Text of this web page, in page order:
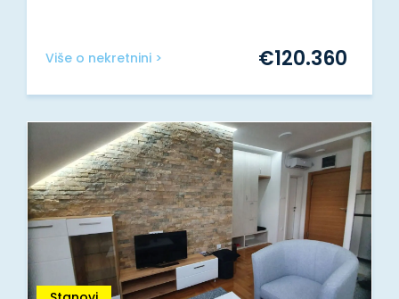
Više o nekretnini > €120.360